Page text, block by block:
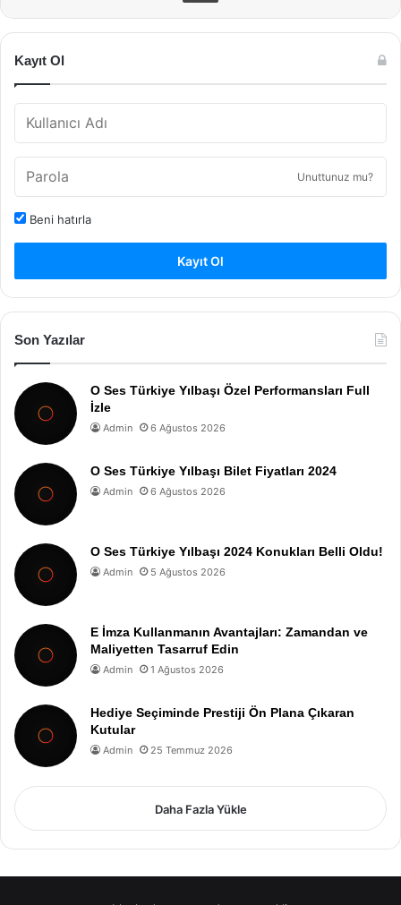
Kayıt Ol
Unuttunuz mu?
Beni hatırla
Kayıt Ol
Son Yazılar
O Ses Türkiye Yılbaşı Özel Performansları Full
İzle
Admin 6 Ağustos 2026
O Ses Türkiye Yılbaşı Bilet Fiyatları 2024
Admin 6 Ağustos 2026
O Ses Türkiye Yılbaşı 2024 Konukları Belli Oldu!
Admin 5 Ağustos 2026
E İmza Kullanmanın Avantajları: Zamandan ve
Maliyetten Tasarruf Edin
Admin 1 Ağustos 2026
Hediye Seçiminde Prestiji Ön Plana Çıkaran
Kutular
Admin 25 Temmuz 2026
Daha Fazla Yükle